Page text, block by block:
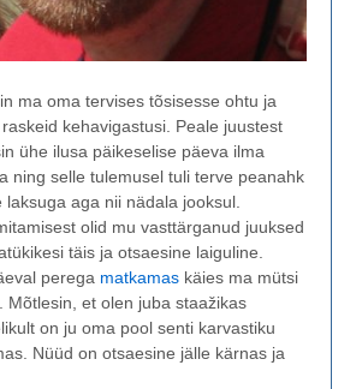
ma oma tervises tõsisesse ohtu ja
kehavigastusi. Peale juustest
ühe ilusa päikeselise päeva ilma
ning selle tulemusel tuli terve peanahk
aga nii nädala jooksul.
olid mu vasttärganud juuksed
täis ja otsaesine laiguline.
perega matkamas käies ma mütsi
Mõtlesin, et olen juba staažikas
on ju oma pool senti karvastiku
Nüüd on otsaesine jälle kärnas ja